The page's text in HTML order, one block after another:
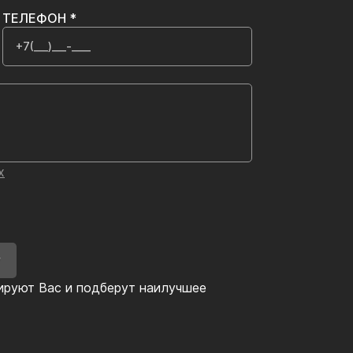
Вас и подберут наилучшее
ТЕЛЕФОН *